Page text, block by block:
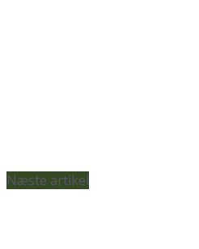
Næste artikel